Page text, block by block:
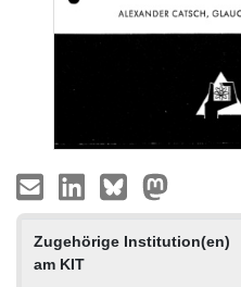
Zugehörige Institution(en)
am KIT